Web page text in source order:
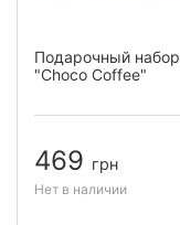
Подарочный набор
"Choco Coffee"
469 грн
Нет в наличии